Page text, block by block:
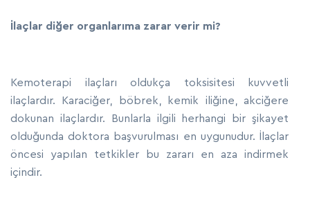
İlaçlar diğer organlarıma zarar verir mi?
Kemoterapi ilaçları oldukça toksisitesi kuvvetli
ilaçlardır. Karaciğer, böbrek, kemik iliğine, akciğere
dokunan ilaçlardır. Bunlarla ilgili herhangi bir şikayet
olduğunda doktora başvurulması en uygunudur. İlaçlar
öncesi yapılan tetkikler bu zararı en aza indirmek
içindir.